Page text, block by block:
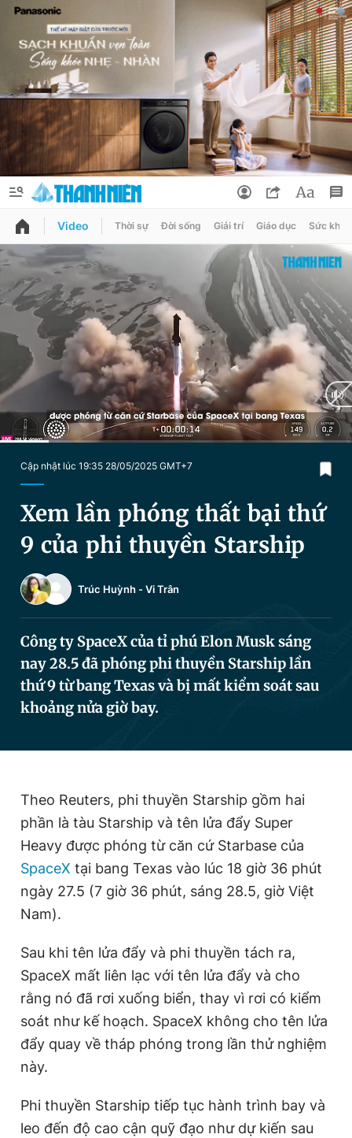
QUẢNG CÁO
Chuyên mục
Chuyên mục khác
Chào ngày mới Tin 24h
Video Magazine
Sản phẩm khác
Tiện ích Bạn cần biết
Thông tin tòa soạn Liên hệ quảng cáo
Theo dõi báo trên
Hotline
0906 645 777
Liên hệ quảng cáo
Đặt báo Quảng cáo RSS Tòa soạn Chính sách bảo
Tổng biên tập: Nguyễn Ngọc Toàn
Phó tổng biên tập thường trực: Hải Thành
Phó tổng biên tập: Lâm Hiếu Dũng
Phó tổng biên tập: Trần Việt Hưng
Tổng thư ký tòa soạn: Đức Trung
Giấy phép xuất bản số 110/GP - BTTTT cấp ngày 24.3.2020
chép dưới mọi hình thức nếu không có sự chấp thuận bằng văn
bản. Phát triển bởi ePi Technologies, JSC.
Thông tin tài khoản
Đổi mật khẩu
Tin đã lưu
Tin đã xem
Đăng xuất
Video Thời sự Đời sống Giải trí Giáo dục Sức khỏe
Cập nhật lúc 19:35 28/05/2025 GMT+7
Xem lần phóng thất bại thứ
9 của phi thuyền Starship
Trúc Huỳnh -Vi Trân
Công ty SpaceX của tỉ phú Elon Musk sáng
nay 28.5 đã phóng phi thuyền Starship lần
thứ 9 từ bang Texas và bị mất kiểm soát sau
khoảng nửa giờ bay.
Theo Reuters, phi thuyền Starship gồm hai
phần là tàu Starship và tên lửa đẩy Super
Heavy được phóng từ căn cứ Starbase của
SpaceX tại bang Texas vào lúc 18 giờ 36 phút
ngày 27.5 (7 giờ 36 phút, sáng 28.5, giờ Việt
Nam).
Sau khi tên lửa đẩy và phi thuyền tách ra,
SpaceX mất liên lạc với tên lửa đẩy và cho
rằng nó đã rơi xuống biển, thay vì rơi có kiểm
soát như kế hoạch. SpaceX không cho tên lửa
đẩy quay về tháp phóng trong lần thử nghiệm
này.
Phi thuyền Starship tiếp tục hành trình bay và
leo đến độ cao cận quỹ đạo như dự kiến sau